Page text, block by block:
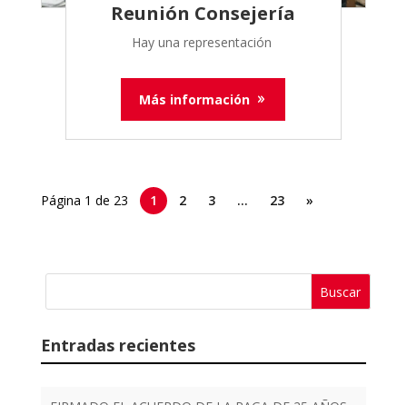
Reunión Consejería
Hay una representación
Más información
Página 1 de 23 1 2 3 … 23 »
Entradas recientes